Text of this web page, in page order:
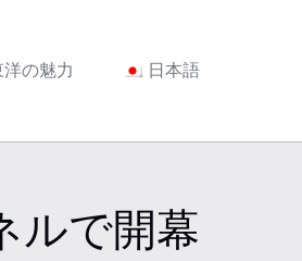
の魅力 日本語
ルで開幕